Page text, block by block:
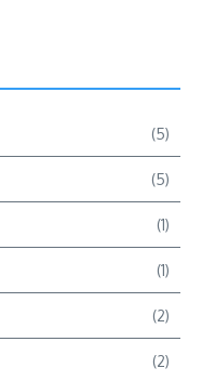
(5)
(5)
(1)
(1)
(2)
(2)